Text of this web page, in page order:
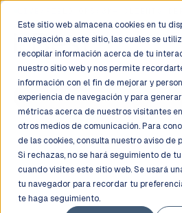
Este sitio web almacena cookies en tu
navegación a este sitio, las cuales se
recopilar información acerca de tu
nuestro sitio web y nos permite
información con el fin de mejorar y
experiencia de navegación y para
métricas acerca de nuestros visitantes
otros medios de comunicación. Para
de las cookies, consulta nuestro aviso de
Si rechazas, no se hará seguimiento de
cuando visites este sitio web. Se usará
tu navegador para recordar tu
te haga seguimiento.
Talk to an
ERP , ODOO